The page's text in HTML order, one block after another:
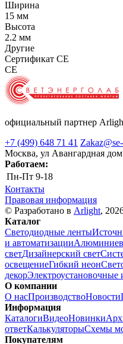
Ширина
15 мм
Высота
2.2 мм
Другие
Сертификат CE
CE
официальный партнер
+7 (499) 648 71 41
Москва, ул Авангардная
Работаем:
Пн-Пт 9-18
Контакты
Правовая информация
© Разработано в Arlight,
Каталог
Светодиодные ленты
и автоматизации
светДизайнерский свет
освещениеГибкий неон
декорЭлектроустановочные
О компании
О насПроизводствоНовости
Информация
КаталогиВидеоНовинки
ответКалькуляторыСхемы
Покупателям